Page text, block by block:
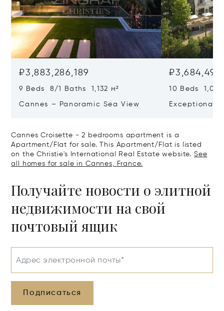
₽3,883,286,189
9 Beds 8/1 Baths 1,132 м²
Cannes – Panoramic Sea View
10 Beds
Exceptional
Cannes Croisette - 2 bedrooms apartment is a
Apartment/Flat for sale. This Apartment/Flat is listed
on the Christie's International Real Estate website. See
all homes for sale in Cannes, France.
Получайте новости о элитной
недвижимости на свой
почтовый ящик
Адрес электронной почты*
Подписаться